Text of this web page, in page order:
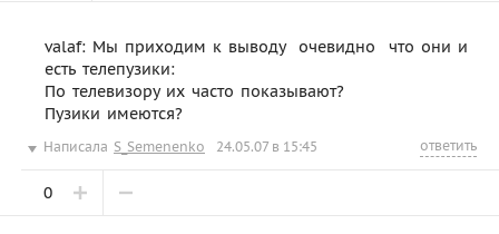
valaf: Мы приходим к выводу  очевидно  что они и
есть телепузики:
По телевизору их часто показывают?
Пузики имеются?
Написала S_Semenenko 24.05.07 в 15:45 ответить
0